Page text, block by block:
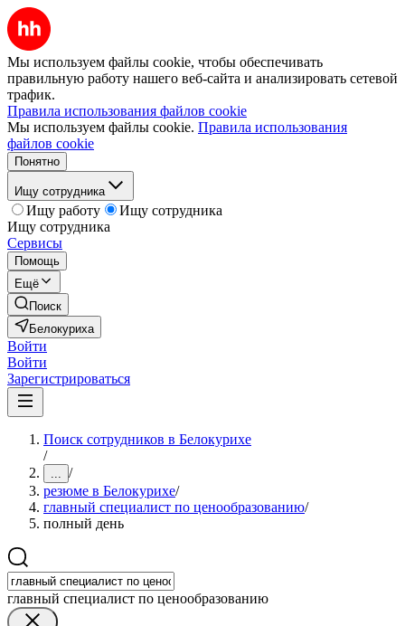
Мы используем файлы cookie, чтобы обеспечивать
правильную работу нашего веб-сайта и анализировать сетевой
трафик.
Правила использования файлов cookie
Мы используем файлы cookie. Правила использования
файлов cookie
Понятно
Ищу сотрудника
Ищу работу
Ищу сотрудника
Ищу сотрудника
Сервисы
Помощь
Ещё
Поиск
Белокуриха
Войти
Войти
Зарегистрироваться
Поиск сотрудников в Белокурихе
/
... /
резюме в Белокурихе/
главный специалист по ценообразованию/
полный день
главный специалист по ценообразованию